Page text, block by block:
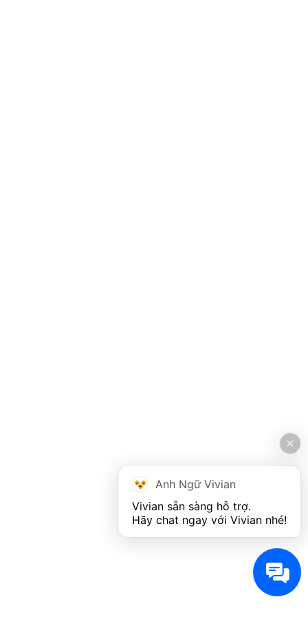
Anh Ngữ Vivian
Vivian sẵn sàng hỗ trợ.
Hãy chat ngay với Vivian nhé!